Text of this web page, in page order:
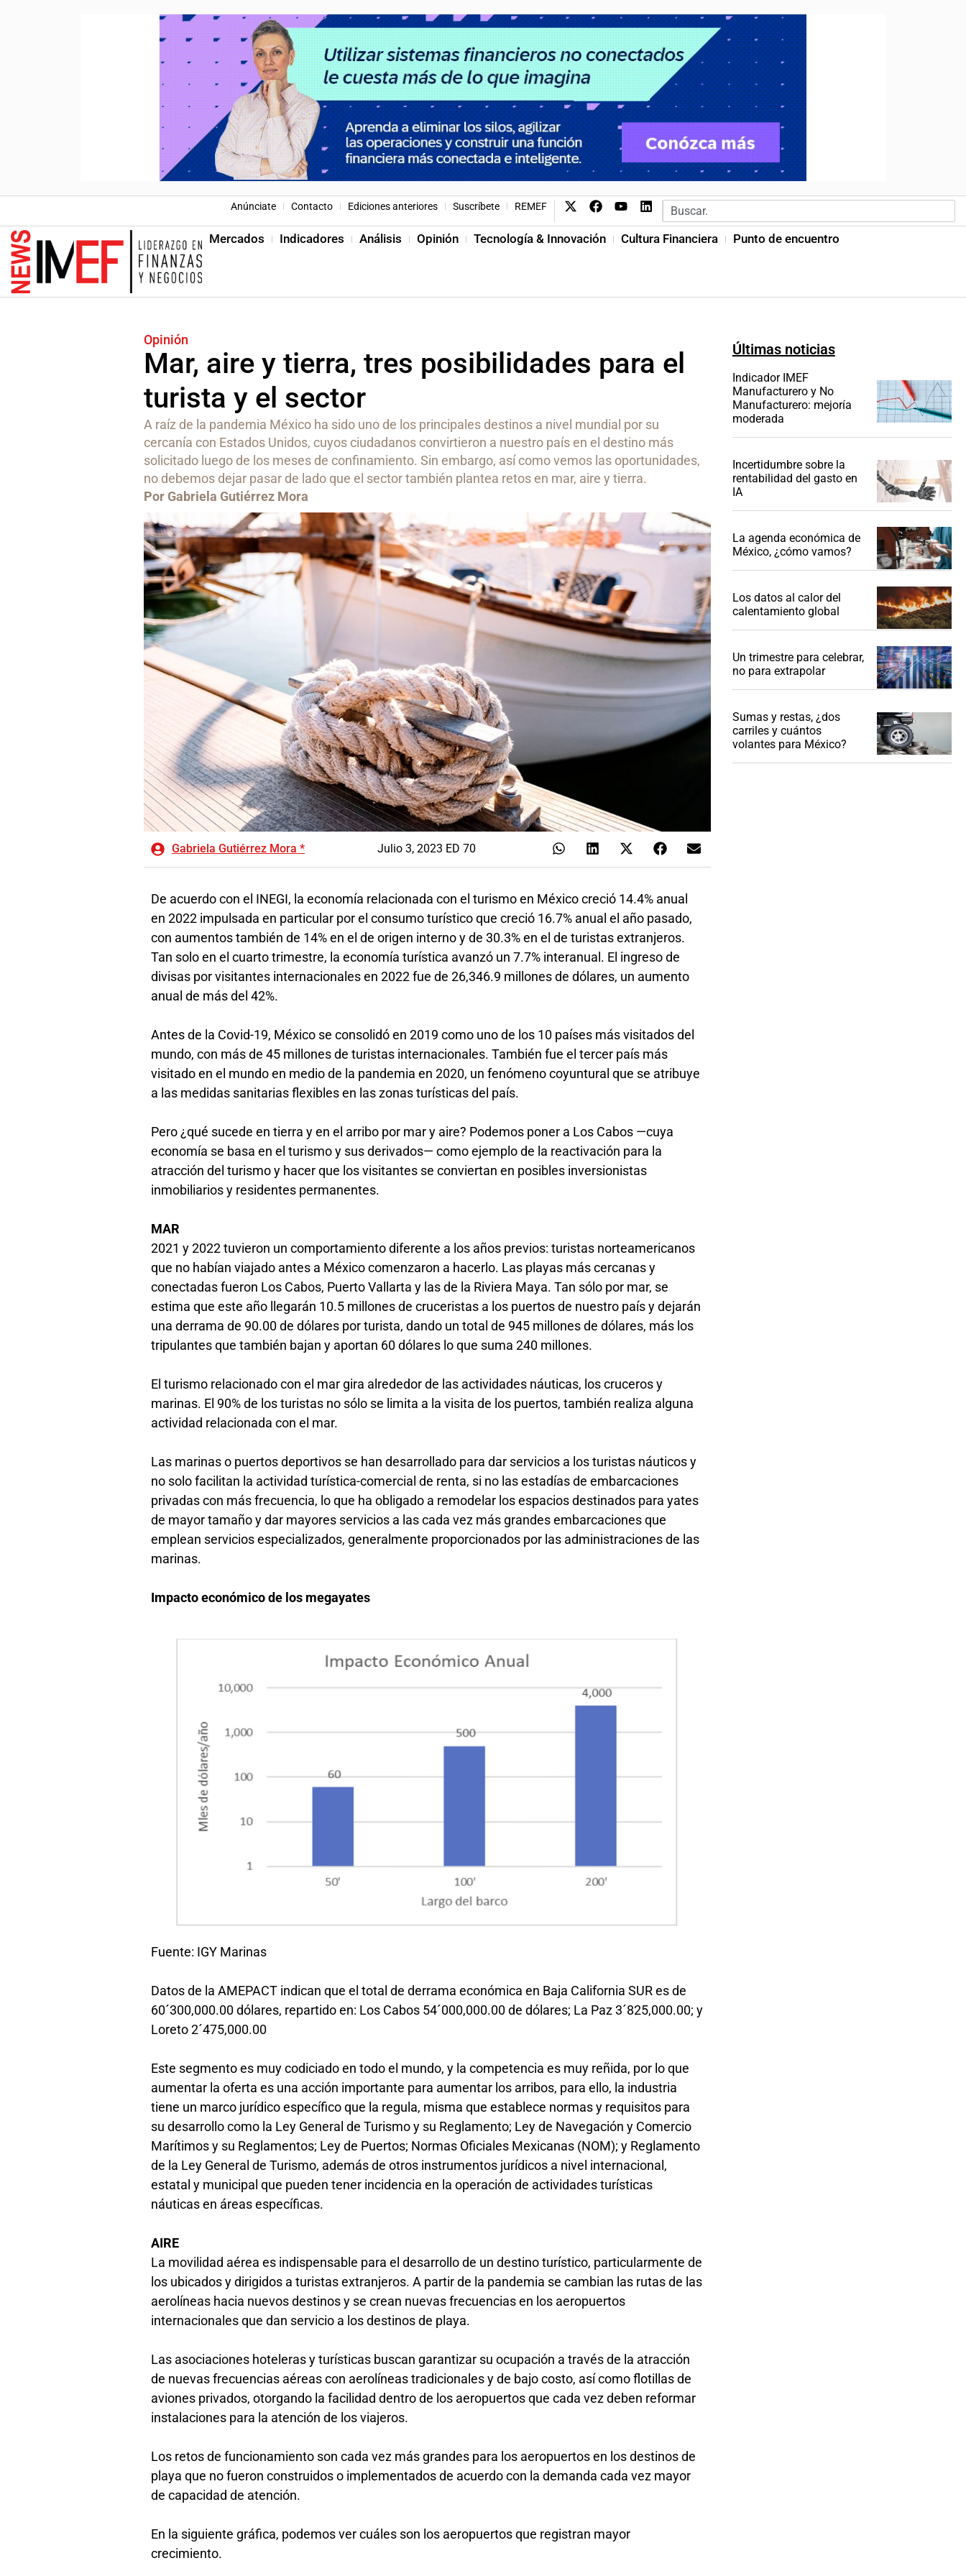
Anúnciate Contacto Ediciones anteriores Suscríbete REMEF
Mercados Indicadores Análisis Opinión Tecnología & Innovación Cultura Financiera Punto de encuentro
Opinión
Mar, aire y tierra, tres posibilidades para el
turista y el sector
A raíz de la pandemia México ha sido uno de los principales destinos a nivel mundial por su
cercanía con Estados Unidos, cuyos ciudadanos convirtieron a nuestro país en el destino más
solicitado luego de los meses de confinamiento. Sin embargo, así como vemos las oportunidades,
no debemos dejar pasar de lado que el sector también plantea retos en mar, aire y tierra.
Por Gabriela Gutiérrez Mora
Gabriela Gutiérrez Mora * Julio 3, 2023 ED 70
De acuerdo con el INEGI, la economía relacionada con el turismo en México creció 14.4% anual
en 2022 impulsada en particular por el consumo turístico que creció 16.7% anual el año pasado,
con aumentos también de 14% en el de origen interno y de 30.3% en el de turistas extranjeros.
Tan solo en el cuarto trimestre, la economía turística avanzó un 7.7% interanual. El ingreso de
divisas por visitantes internacionales en 2022 fue de 26,346.9 millones de dólares, un aumento
anual de más del 42%.
Antes de la Covid-19, México se consolidó en 2019 como uno de los 10 países más visitados del
mundo, con más de 45 millones de turistas internacionales. También fue el tercer país más
visitado en el mundo en medio de la pandemia en 2020, un fenómeno coyuntural que se atribuye
a las medidas sanitarias flexibles en las zonas turísticas del país.
Pero ¿qué sucede en tierra y en el arribo por mar y aire? Podemos poner a Los Cabos —cuya
economía se basa en el turismo y sus derivados— como ejemplo de la reactivación para la
atracción del turismo y hacer que los visitantes se conviertan en posibles inversionistas
inmobiliarios y residentes permanentes.
MAR
2021 y 2022 tuvieron un comportamiento diferente a los años previos: turistas norteamericanos
que no habían viajado antes a México comenzaron a hacerlo. Las playas más cercanas y
conectadas fueron Los Cabos, Puerto Vallarta y las de la Riviera Maya. Tan sólo por mar, se
estima que este año llegarán 10.5 millones de cruceristas a los puertos de nuestro país y dejarán
una derrama de 90.00 de dólares por turista, dando un total de 945 millones de dólares, más los
tripulantes que también bajan y aportan 60 dólares lo que suma 240 millones.
El turismo relacionado con el mar gira alrededor de las actividades náuticas, los cruceros y
marinas. El 90% de los turistas no sólo se limita a la visita de los puertos, también realiza alguna
actividad relacionada con el mar.
Las marinas o puertos deportivos se han desarrollado para dar servicios a los turistas náuticos y
no solo facilitan la actividad turística-comercial de renta, si no las estadías de embarcaciones
privadas con más frecuencia, lo que ha obligado a remodelar los espacios destinados para yates
de mayor tamaño y dar mayores servicios a las cada vez más grandes embarcaciones que
emplean servicios especializados, generalmente proporcionados por las administraciones de las
marinas.
Impacto económico de los megayates
Fuente: IGY Marinas
Datos de la AMEPACT indican que el total de derrama económica en Baja California SUR es de
60´300,000.00 dólares, repartido en: Los Cabos 54´000,000.00 de dólares; La Paz 3´825,000.00; y
Loreto 2´475,000.00
Este segmento es muy codiciado en todo el mundo, y la competencia es muy reñida, por lo que
aumentar la oferta es una acción importante para aumentar los arribos, para ello, la industria
tiene un marco jurídico específico que la regula, misma que establece normas y requisitos para
su desarrollo como la Ley General de Turismo y su Reglamento; Ley de Navegación y Comercio
Marítimos y su Reglamentos; Ley de Puertos; Normas Oficiales Mexicanas (NOM); y Reglamento
de la Ley General de Turismo, además de otros instrumentos jurídicos a nivel internacional,
estatal y municipal que pueden tener incidencia en la operación de actividades turísticas
náuticas en áreas específicas.
AIRE
La movilidad aérea es indispensable para el desarrollo de un destino turístico, particularmente de
los ubicados y dirigidos a turistas extranjeros. A partir de la pandemia se cambian las rutas de las
aerolíneas hacia nuevos destinos y se crean nuevas frecuencias en los aeropuertos
internacionales que dan servicio a los destinos de playa.
Las asociaciones hoteleras y turísticas buscan garantizar su ocupación a través de la atracción
de nuevas frecuencias aéreas con aerolíneas tradicionales y de bajo costo, así como flotillas de
aviones privados, otorgando la facilidad dentro de los aeropuertos que cada vez deben reformar
instalaciones para la atención de los viajeros.
Los retos de funcionamiento son cada vez más grandes para los aeropuertos en los destinos de
playa que no fueron construidos o implementados de acuerdo con la demanda cada vez mayor
de capacidad de atención.
En la siguiente gráfica, podemos ver cuáles son los aeropuertos que registran mayor
crecimiento.
Últimas noticias
Indicador IMEF
Manufacturero y No
Manufacturero: mejoría
moderada
Incertidumbre sobre la
rentabilidad del gasto en
IA
La agenda económica de
México, ¿cómo vamos?
Los datos al calor del
calentamiento global
Un trimestre para celebrar,
no para extrapolar
Sumas y restas, ¿dos
carriles y cuántos
volantes para México?